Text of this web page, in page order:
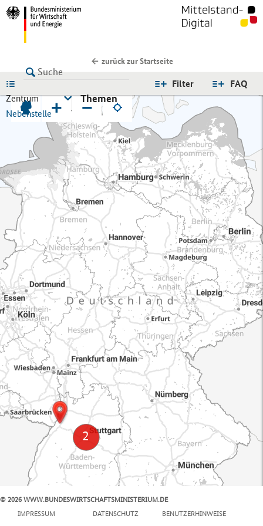
zurück zur Startseite
FAQ
Filter
Zentrum
Nebenstelle
Themen
+ −
© 2026 WWW.BUNDESWIRTSCHAFTSMINISTERIUM.DE
IMPRESSUM
DATENSCHUTZ BENUTZERHINWEISE